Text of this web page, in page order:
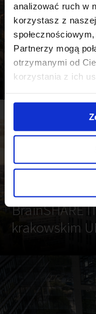
analizować ruch w
korzystasz z
Partnerzy mogą
otrzymanymi od
korzystania z ich
18 MARCA 2025
The Miners,
speciality,
drugi lokal w
BrainSHARE
krakowskim